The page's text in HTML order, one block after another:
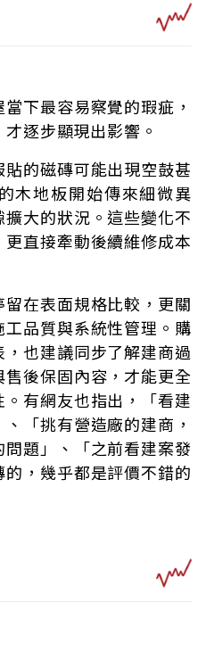
下最容易察覺的瑕疵，
逐步顯現出影響。
的磁磚可能出現空鼓甚
木地板開始傳來細微異
大的狀況。這些變化不
直接牽動後續維修成本
在表面規格比較，更關
品質與系統性管理。購
也建議同步了解建商過
後保固內容，才能更全
有網友也指出，「看建
「挑有營造廠的建商，
題」、「之前看建案發
，幾乎都是評價不錯的